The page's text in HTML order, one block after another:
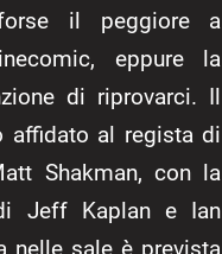
il peggiore a
eppure la
di riprovarci. Il
affidato al regista di
Shakman, con la
Jeff Kaplan e Ian
nelle sale è prevista